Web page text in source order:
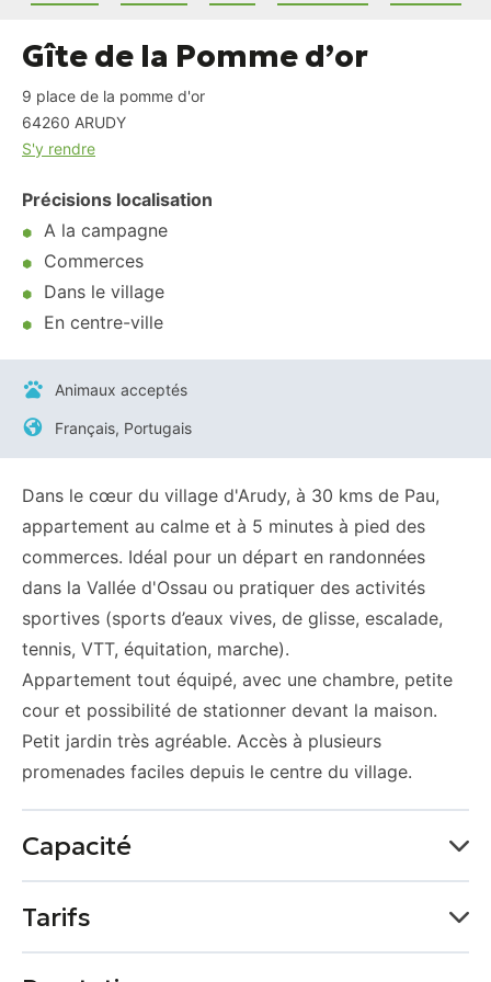
Gîte de la Pomme d’or
9 place de la pomme d'or
64260 ARUDY
S'y rendre
Précisions localisation
A la campagne
Commerces
Dans le village
En centre-ville
Animaux acceptés
Français, Portugais
Dans le cœur du village d'Arudy, à 30 kms de Pau,
appartement au calme et à 5 minutes à pied des
commerces. Idéal pour un départ en randonnées
dans la Vallée d'Ossau ou pratiquer des activités
sportives (sports d’eaux vives, de glisse, escalade,
tennis, VTT, équitation, marche).
Appartement tout équipé, avec une chambre, petite
cour et possibilité de stationner devant la maison.
Petit jardin très agréable. Accès à plusieurs
promenades faciles depuis le centre du village.
Capacité
1 chambre(s)
1 lit(s) double
Tarifs